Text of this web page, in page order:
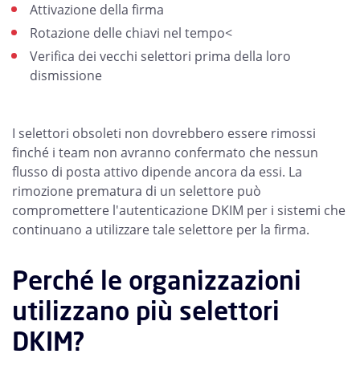
Attivazione della firma
Rotazione delle chiavi nel tempo<
Verifica dei vecchi selettori prima della loro
dismissione
I selettori obsoleti non dovrebbero essere rimossi
finché i team non avranno confermato che nessun
flusso di posta attivo dipende ancora da essi. La
rimozione prematura di un selettore può
compromettere l'autenticazione DKIM per i sistemi che
continuano a utilizzare tale selettore per la firma.
Perché le organizzazioni
utilizzano più selettori
DKIM?